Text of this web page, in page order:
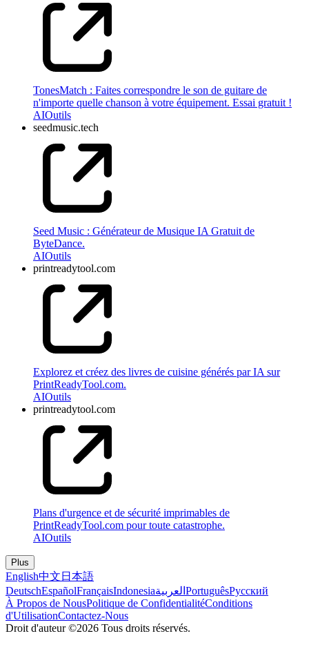
TonesMatch : Faites correspondre le son de guitare de
n'importe quelle chanson à votre équipement. Essai gratuit !
AIOutils
seedmusic.tech
Seed Music : Générateur de Musique IA Gratuit de
ByteDance.
AIOutils
printreadytool.com
Explorez et créez des livres de cuisine générés par IA sur
PrintReadyTool.com.
AIOutils
printreadytool.com
Plans d'urgence et de sécurité imprimables de
PrintReadyTool.com pour toute catastrophe.
AIOutils
Plus
English中文 日本語
DeutschEspañolFrançaisIndonesiaالعربية PortuguêsPусский
À Propos de NousPolitique de ConfidentialitéConditions
d'UtilisationContactez-Nous
Droit d'auteur ©2026 Tous droits réservés.